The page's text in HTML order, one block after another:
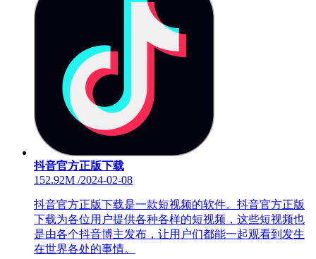
抖音官方正版下载
152.92M /2024-02-08
抖音官方正版下载是一款短视频的软件。抖音官方正版
下载为各位用户提供各种各样的短视频，这些短视频也
是由各个抖音博主发布，让用户们都能一起观看到发生
在世界各处的事情。